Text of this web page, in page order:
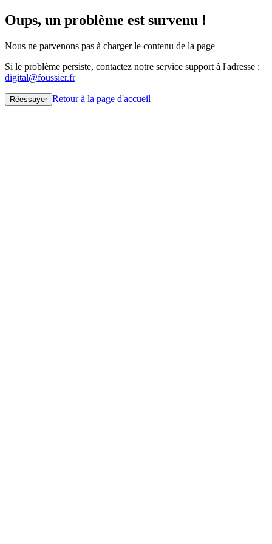
Oups, un problème est survenu !
Nous ne parvenons pas à charger le contenu de la page
Si le problème persiste, contactez notre service support à l'adresse :
digital@foussier.fr
Réessayer Retour à la page d'accueil